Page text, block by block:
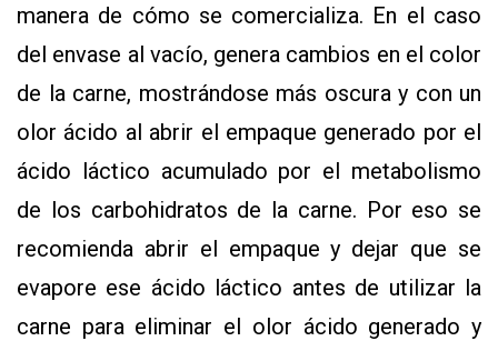
manera de cómo se comercializa. En el caso
del envase al vacío, genera cambios en el color
de la carne, mostrándose más oscura y con un
olor ácido al abrir el empaque generado por el
ácido láctico acumulado por el metabolismo
de los carbohidratos de la carne. Por eso se
recomienda abrir el empaque y dejar que se
evapore ese ácido láctico antes de utilizar la
carne para eliminar el olor ácido generado y